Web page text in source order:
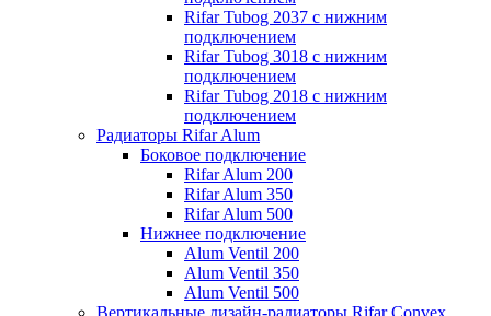
Rifar Tubog 2037 с нижним
подключением
Rifar Tubog 3018 с нижним
подключением
Rifar Tubog 2018 с нижним
подключением
Радиаторы Rifar Alum
Боковое подключение
Rifar Alum 200
Rifar Alum 350
Rifar Alum 500
Нижнее подключение
Alum Ventil 200
Alum Ventil 350
Alum Ventil 500
Вертикальные дизайн-радиаторы Rifar Convex